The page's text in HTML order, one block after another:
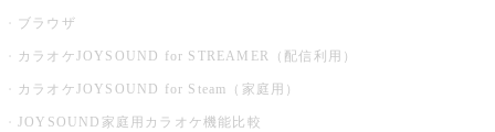
ブラウザ
カラオケJOYSOUND for STREAMER（配信利用）
カラオケJOYSOUND for Steam（家庭用）
JOYSOUND家庭用カラオケ機能比較